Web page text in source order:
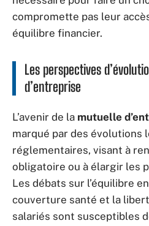
compromette pas leur
équilibre financier.
Les perspectives
d’entreprise
L’avenir de la mutuelle
marqué par des évolutions
réglementaires, visant à
obligatoire ou à élargir les
Les débats sur l’équilibre
couverture santé et la
salariés sont susceptibles